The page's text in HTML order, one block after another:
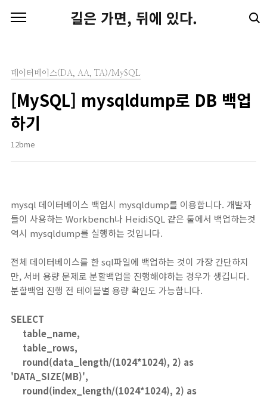
길은 가면, 뒤에 있다.
데이터베이스(DA, AA, TA)/MySQL
[MySQL] mysqldump로 DB 백업
하기
12bme
mysql 데이터베이스 백업시 mysqldump를 이용합니다. 개발자
들이 사용하는 Workbench나 HeidiSQL 같은 툴에서 백업하는것
역시 mysqldump를 실행하는 것입니다.
전체 데이터베이스를 한 sql파일에 백업하는 것이 가장 간단하지
만, 서버 용량 문제로 분할백업을 진행해야하는 경우가 생깁니다.
분할백업 진행 전 테이블별 용량 확인도 가능합니다.
SELECT
table_name,
table_rows,
round(data_length/(1024*1024), 2) as
'DATA_SIZE(MB)',
round(index_length/(1024*1024), 2) as